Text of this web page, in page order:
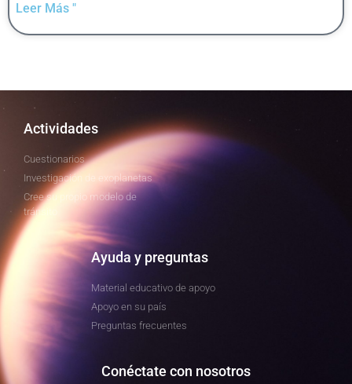
Leer Más "
Actividades
Cuestionarios
Investigación de exoplanetas
Cree su propio modelo de
tránsito
Ayuda y preguntas
Material educativo de apoyo
Apoyo en su país
Preguntas frecuentes
Conéctate con nosotros